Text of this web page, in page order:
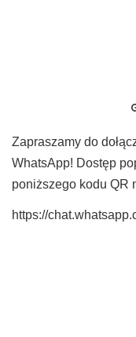
Zapraszamy do
WhatsApp! Dostęp
poniższego kodu QR
https://